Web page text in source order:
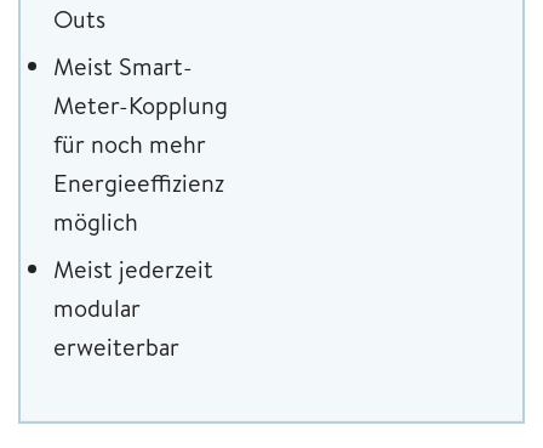
Outs
Meist Smart-
Meter-Kopplung
für noch mehr
Energieeffizienz
möglich
Meist jederzeit
modular
erweiterbar